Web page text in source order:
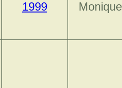
1999
Monique